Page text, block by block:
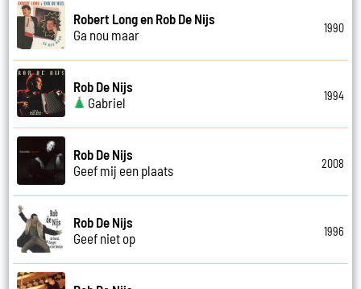
Robert Long en Rob De Nijs
Ga nou maar
1990
Rob De Nijs
Gabriel
1994
Rob De Nijs
Geef mij een plaats
2008
Rob De Nijs
Geef niet op
1996